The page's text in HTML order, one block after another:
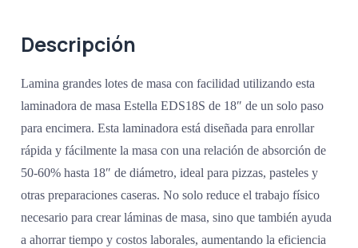
Descripción
Lamina grandes lotes de masa con facilidad utilizando esta
laminadora de masa Estella EDS18S de 18″ de un solo paso
para encimera. Esta laminadora está diseñada para enrollar
rápida y fácilmente la masa con una relación de absorción de
50-60% hasta 18″ de diámetro, ideal para pizzas, pasteles y
otras preparaciones caseras. No solo reduce el trabajo físico
necesario para crear láminas de masa, sino que también ayuda
a ahorrar tiempo y costos laborales, aumentando la eficiencia